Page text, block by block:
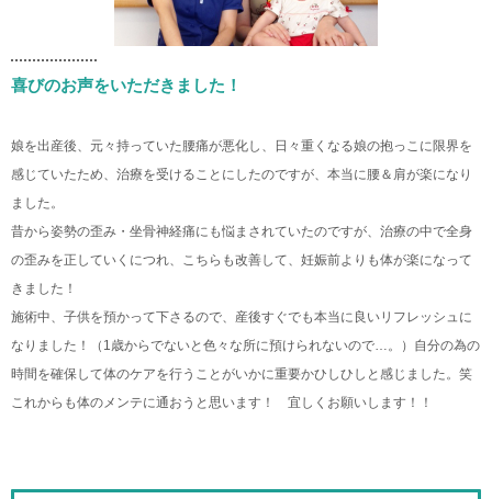
喜びのお声をいただきました！
娘を出産後、元々持っていた腰痛が悪化し、日々重くなる娘の抱っこに限界を
感じていたため、治療を受けることにしたのですが、本当に腰＆肩が楽になり
ました。
昔から姿勢の歪み・坐骨神経痛にも悩まされていたのですが、治療の中で全身
の歪みを正していくにつれ、こちらも改善して、妊娠前よりも体が楽になって
きました！
施術中、子供を預かって下さるので、産後すぐでも本当に良いリフレッシュに
なりました！（1歳からでないと色々な所に預けられないので…。）自分の為の
時間を確保して体のケアを行うことがいかに重要かひしひしと感じました。笑
これからも体のメンテに通おうと思います！ 宜しくお願いします！！